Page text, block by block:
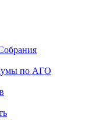
по АГО